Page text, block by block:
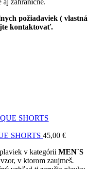
aj zahraničné.
požiadaviek ( vlastná
kontaktovať.
SHORTS 45,00 €
v kategórii MEN´S
v ktorom zaujmeš.